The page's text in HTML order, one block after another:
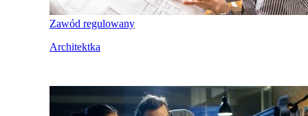
Zawód regulowany
Architektka